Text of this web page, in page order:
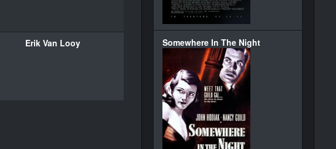
Erik Van Looy Somewhere In The Night